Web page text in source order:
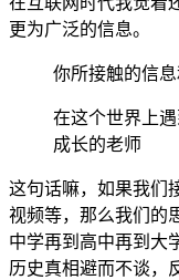
更为广泛的信息。
你所接触的信
在这个世界上
成长的老师
这句话嘛，如果我们
视频等，那么我们的
中学再到高中再到大
历史真相避而不谈，